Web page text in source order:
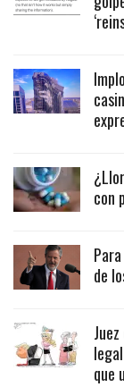
con
de
que